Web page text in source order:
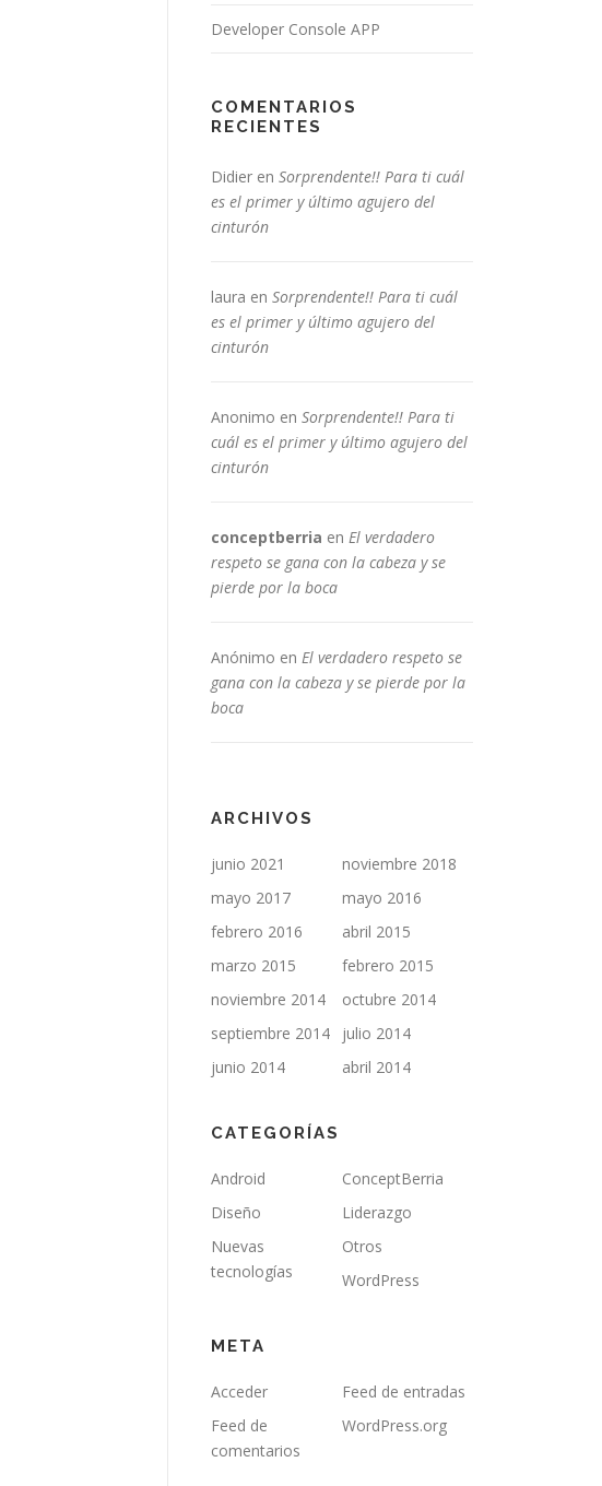
Developer Console APP
COMENTARIOS
RECIENTES
Didier en Sorprendente!! Para ti cuál
es el primer y último agujero del
cinturón
laura en Sorprendente!! Para ti cuál
es el primer y último agujero del
cinturón
Anonimo en Sorprendente!! Para ti
cuál es el primer y último agujero del
cinturón
conceptberria en El verdadero
respeto se gana con la cabeza y se
pierde por la boca
Anónimo en El verdadero respeto se
gana con la cabeza y se pierde por la
boca
ARCHIVOS
junio 2021
noviembre 2018
mayo 2017
mayo 2016
febrero 2016
abril 2015
marzo 2015
febrero 2015
noviembre 2014
octubre 2014
septiembre 2014
julio 2014
junio 2014
abril 2014
CATEGORÍAS
Android
ConceptBerria
Diseño
Liderazgo
Nuevas
tecnologías
Otros
WordPress
META
Acceder
Feed de entradas
Feed de
comentarios
WordPress.org